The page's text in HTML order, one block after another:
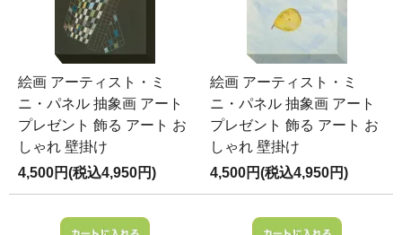
絵画 アーティスト・ミ
ニ・パネル 抽象画 アート
プレゼント 飾る アート お
しゃれ 壁掛け
4,500円(税込4,950円)
絵画 アーティスト・ミ
ニ・パネル 抽象画 アート
プレゼント 飾る アート お
しゃれ 壁掛け
4,500円(税込4,950円)